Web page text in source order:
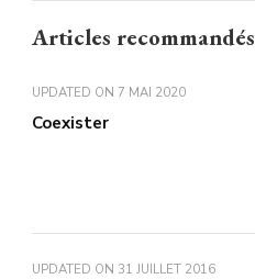
Articles recommandés
UPDATED ON 7 MAI 2020
Coexister
UPDATED ON 31 JUILLET 2016